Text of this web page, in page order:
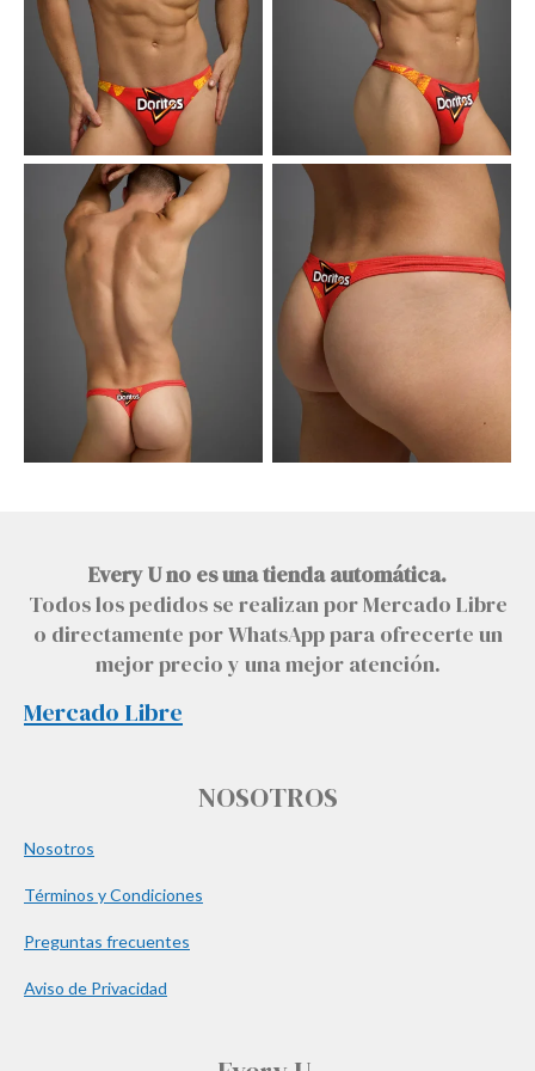
Every U no es una tienda automática.
Todos los pedidos se realizan por Mercado Libre
o directamente por WhatsApp para ofrecerte un
mejor precio y una mejor atención.
Mercado Libre
NOSOTROS
Nosotros
Términos y Condiciones
Preguntas frecuentes
Aviso de Privacidad